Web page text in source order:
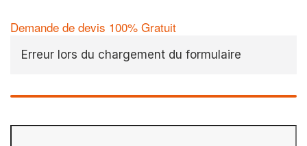
Demande de devis 100% Gratuit
Erreur lors du chargement du formulaire